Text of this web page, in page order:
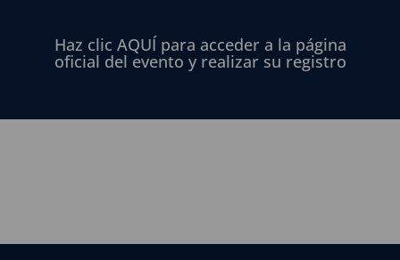
Haz clic AQUÍ para acceder a la página
oficial del evento y realizar su registro